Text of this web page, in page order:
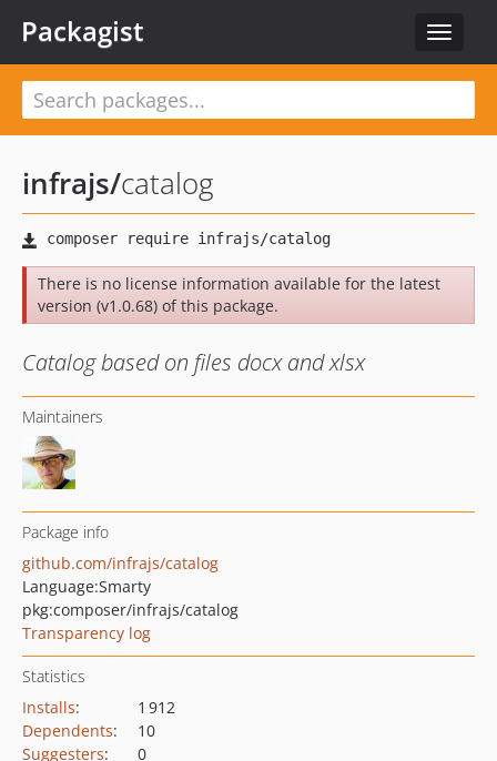
Toggle
Packagist
infrajs/catalog
There is no license information available for the latest
version (v1.0.68) of this package.
Catalog based on files docx and xlsx
Maintainers
Package info
github.com/infrajs/catalog
Language:Smarty
pkg:composer/infrajs/catalog
Transparency log
Statistics
Installs:
1 912
Dependents:
10
Suggesters:
0